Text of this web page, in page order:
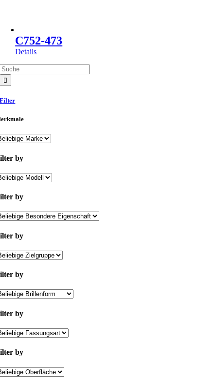
C752-473
Details
Filter
by
by
by
by
by
by